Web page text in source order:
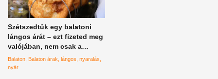
Szétszedtük egy balatoni
lángos árát – ezt fizeted meg
valójában, nem csak a
tésztát
Balaton Balaton árak lángos nyaralás
nyár